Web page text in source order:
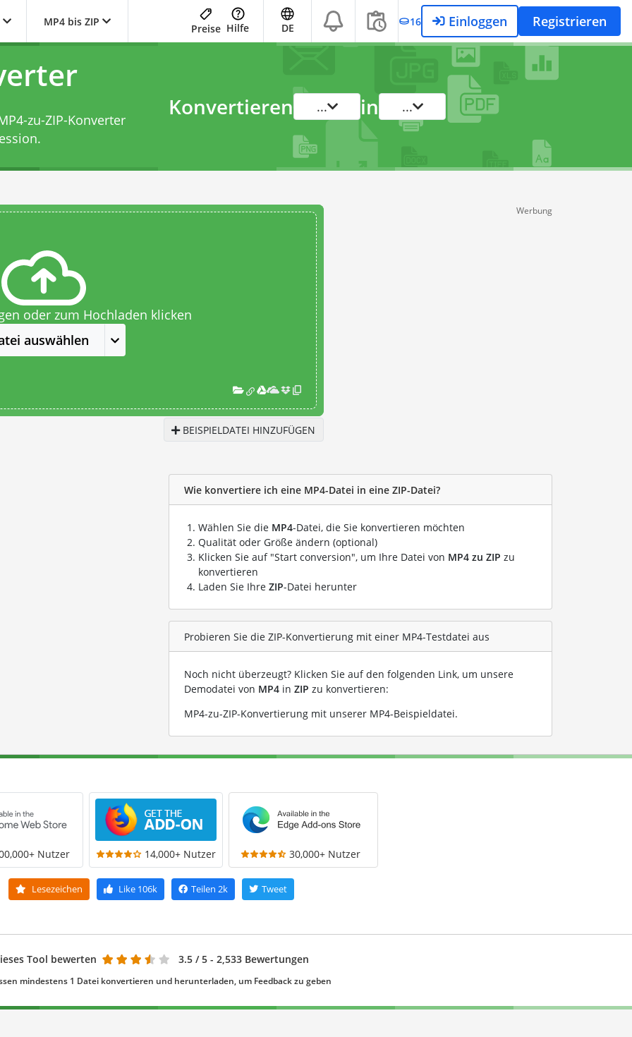
MP4 bis ZIP
Preise Hilfe DE 16 Einloggen Registrieren
zu-ZIP-Konverter
Konvertieren ... in ...
oder zum Hochladen klicken
auswählen
BEISPIELDATEI HINZUFÜGEN
Werbung
Wie konvertiere ich eine MP4-Datei in eine ZIP-Datei?
Wählen Sie die MP4-Datei, die Sie konvertieren möchten
Qualität oder Größe ändern (optional)
Klicken Sie auf "Start conversion", um Ihre Datei von MP4 zu ZIP zu
konvertieren
Laden Sie Ihre ZIP-Datei herunter
Probieren Sie die ZIP-Konvertierung mit einer MP4-Testdatei aus
Noch nicht überzeugt? Klicken Sie auf den folgenden Link, um unsere
Demodatei von MP4 in ZIP zu konvertieren:
MP4-zu-ZIP-Konvertierung mit unserer MP4-Beispieldatei.
Nutzer 14,000+ Nutzer 30,000+ Nutzer
Lesezeichen Like106k Teilen 2k Tweet
Tool bewerten 3.5 / 5 - 2,533 Bewertungen
mindestens 1 Datei konvertieren und herunterladen, um Feedback zu geben